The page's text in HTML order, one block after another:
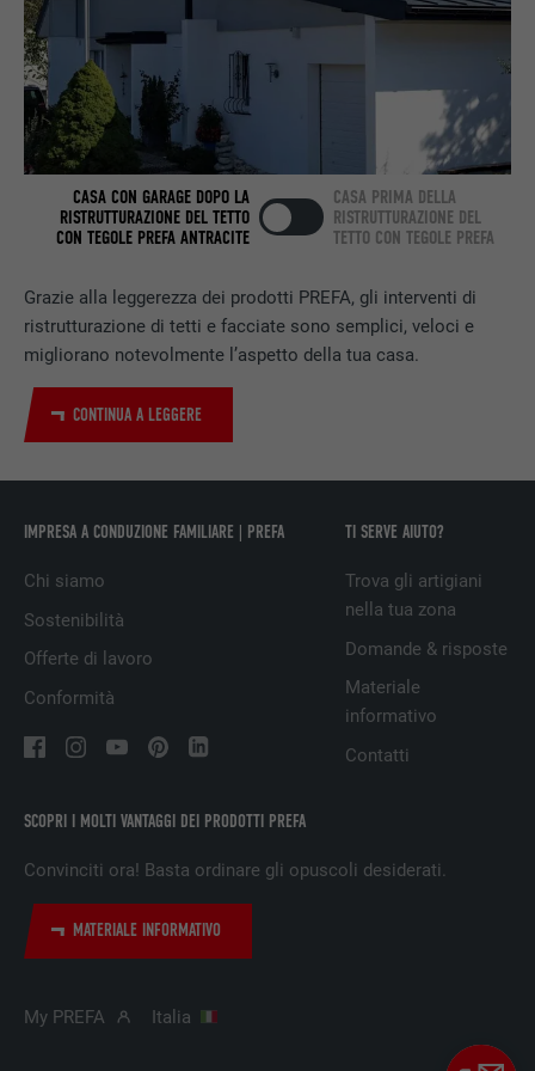
Grazie alla leggerezza dei prodotti PREFA, gli interventi di
ristrutturazione di tetti e facciate sono semplici, veloci e
migliorano notevolmente l’aspetto della tua casa.
CONTINUA A LEGGERE
CASA CON GARAGE DOPO LA
RISTRUTTURAZIONE DEL TETTO
CON TEGOLE PREFA ANTRACITE
CASA PRIMA DELLA
RISTRUTTURAZIONE DEL
TETTO CON TEGOLE PREFA
SCOPRI I MOLTI VANTAGGI DEI PRODOTTI PREFA
Convinciti ora! Basta ordinare gli opuscoli desiderati.
MATERIALE INFORMATIVO
IMPRESA A CONDUZIONE FAMILIARE | PREFA
Chi siamo
Sostenibilità
Offerte di lavoro
Conformità
TI SERVE AIUTO?
Trova gli artigiani
nella tua zona
Domande & risposte
Materiale
informativo
Contatti
My PREFA Italia
SCOPO
Utilizzato dal servizio di social network
LinkedIn per il tracking dell’utilizzo di
prestazioni di servizio integrate.
NOME bscookie
PROVIDER LinkedIn
SCOPO
Utilizzato dal servizio di social network
LinkedIn per il tracking dell’utilizzo di
prestazioni di servizio integrate.
NOME UserMatchHistory
Utilizzato per il tracking degli utenti su
pubblicitari rilevanti sulla base delle
NOME
PROVIDER LinkedIn
DECORSO 1 giorno
Utilizzato dal servizio di social network